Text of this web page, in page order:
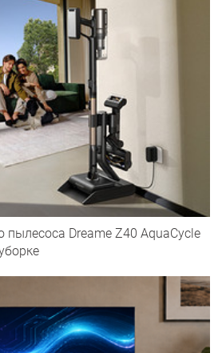
пылесоса Dreame Z40 AquaCycle